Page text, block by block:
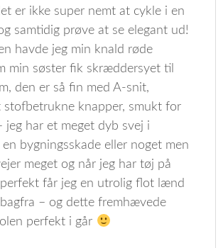
er ikke super nemt at cykle i en
samtidig prøve at se elegant ud!
havde jeg min knald røde
min søster fik skræddersyet til
den er så fin med A-snit,
stofbetrukne knapper, smukt for
jeg har et meget dyb svej i
en bygningsskade eller noget men
meget og når jeg har tøj på
perfekt får jeg en utrolig flot lænd
– og dette fremhævede
perfekt i går